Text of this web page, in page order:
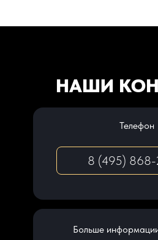
НАШИ
8 (495)
Телефон
Больше